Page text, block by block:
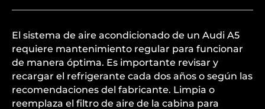
El sistema de aire acondicionado de un Audi A5
requiere mantenimiento regular para funcionar
de manera óptima. Es importante revisar y
recargar el refrigerante cada dos años o según las
recomendaciones del fabricante. Limpia o
reemplaza el filtro de aire de la cabina para